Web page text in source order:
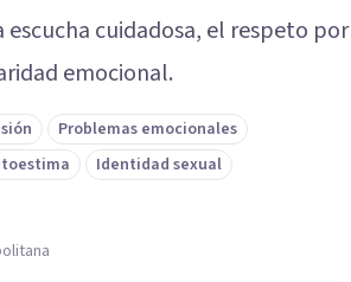
cuidadosa, el respeto por
emocional.
Problemas emocionales
Identidad sexual